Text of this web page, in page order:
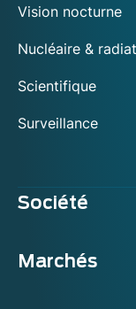
Vision nocturne
Nucléaire &
Scientifique
Surveillance
Société
Marchés